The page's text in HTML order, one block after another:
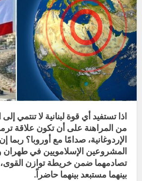
اذا تستفيد أي قوة لبنانية لا تنتمي
من المراهنة على أن تكون علاقة
الإردوغانية، صدامًا مع أوروبا؟ ربما
المشروعين الإسلامويين في طهران
تصادمهما ضمن خريطة توازن
بينهما مستبعد بينهما حاضراً.